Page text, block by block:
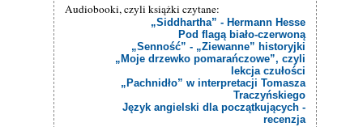
Audiobooki, czyli książki czytane:
„Siddhartha” - Hermann Hesse
Pod flagą biało-czerwoną
„Senność” - „Ziewanne” historyjki
„Moje drzewko pomarańczowe”, czyli
lekcja czułości
„Pachnidło” w interpretacji Tomasza
Traczyńskiego
Język angielski dla początkujących -
recenzja